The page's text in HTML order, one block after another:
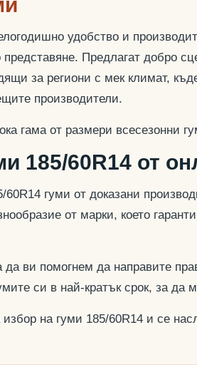
удобство и
Предлагат добро
за региони с мек климат,
производители.
гама от размери всесезонни
185/60R14 от
гуми от доказани
от марки, което
ви помогнем да направите
си в най-кратък срок, за
избор на гуми 185/60R14 и се